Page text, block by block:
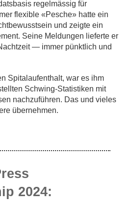
regelmässig für
flexible «Pesche» hatte ein
und zeigte ein
Seine Meldungen lieferte er
— immer pünktlich und
Spitalaufenthalt, war es ihm
Schwing-Statistiken mit
nachzuführen. Das und vieles
übernehmen.
2024: